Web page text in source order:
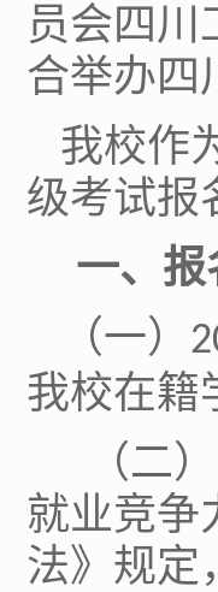
员会四川
合举办四
我校作
级考试报
一、
（一）
我校在籍
（二
就业竞争
法》 规定